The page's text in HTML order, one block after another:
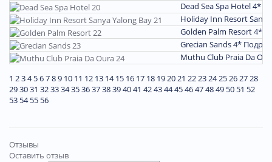
Dead Sea Spa Hotel 4*
Holiday Inn Resort
Golden Palm Resort 4*
Grecian Sands 4*
Muthu Club Praia Da
1 234 56789 10 11 12 13 14 15 16 17 18 19 20 21 22 23 24 25 26 27 28
293031 32333435363738394041 4243444546474849 50 51 52
53 54 55 56
Отзывы
Оставить отзыв